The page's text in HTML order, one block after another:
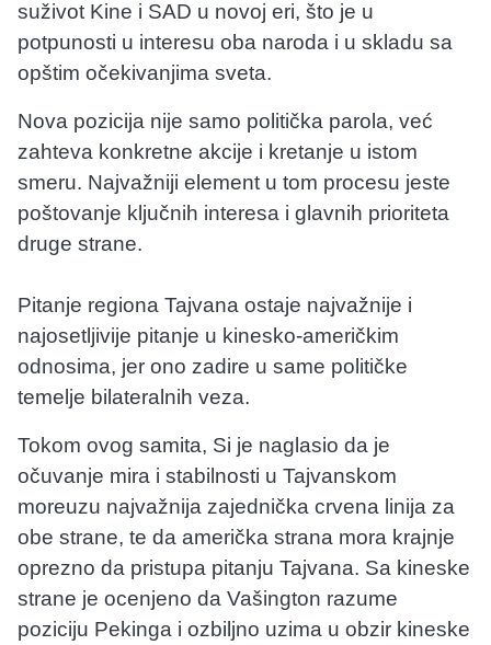
suživot Kine i SAD u novoj eri, što je u
potpunosti u interesu oba naroda i u skladu sa
opštim očekivanjima sveta.
Nova pozicija nije samo politička parola, već
zahteva konkretne akcije i kretanje u istom
smeru. Najvažniji element u tom procesu jeste
poštovanje ključnih interesa i glavnih prioriteta
druge strane.
Pitanje regiona Tajvana ostaje najvažnije i
najosetljivije pitanje u kinesko-američkim
odnosima, jer ono zadire u same političke
temelje bilateralnih veza.
Tokom ovog samita, Si je naglasio da je
očuvanje mira i stabilnosti u Tajvanskom
moreuzu najvažnija zajednička crvena linija za
obe strane, te da američka strana mora krajnje
oprezno da pristupa pitanju Tajvana. Sa kineske
strane je ocenjeno da Vašington razume
poziciju Pekinga i ozbiljno uzima u obzir kineske